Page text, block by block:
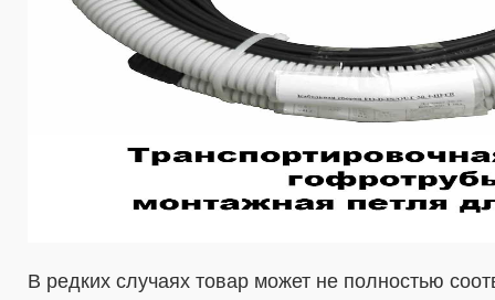
В редких случаях товар может не полностью